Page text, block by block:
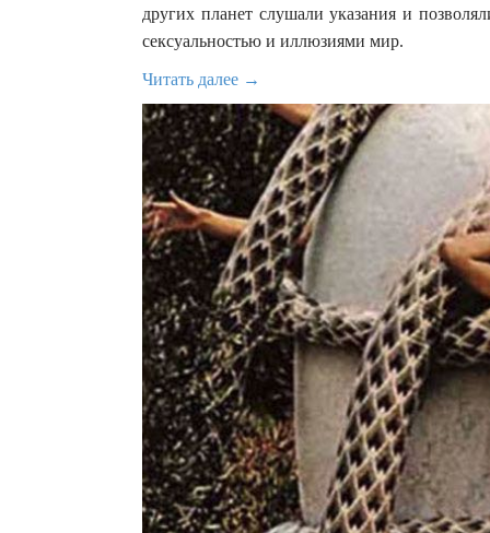
других планет слушали указания и
сексуальностью и иллюзиями мир.
Читать далее →